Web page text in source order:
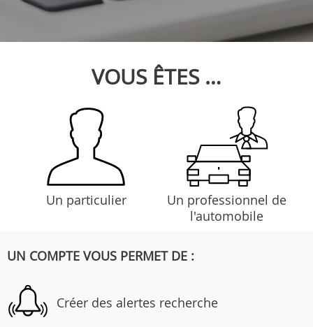
VOUS ÊTES …
Un particulier
Un professionnel de
l'automobile
UN COMPTE VOUS PERMET DE :
Créer des alertes recherche